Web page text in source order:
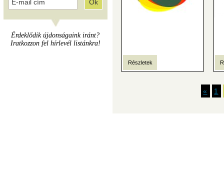
Érdeklődik újdonságaink iránt?
Iratkozzon fel hírlevél listánkra!
Részletek
« 1